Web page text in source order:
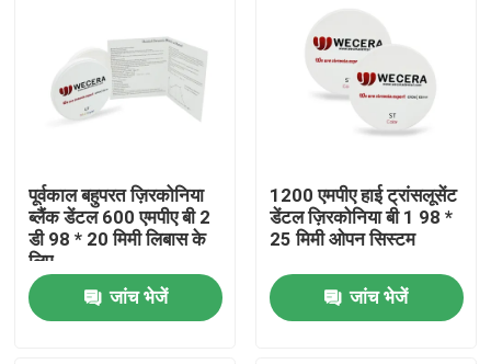
पूर्वकाल बहुपरत ज़िरकोनिया
ब्लैंक डेंटल 600 एमपीए बी 2
डी 98 * 20 मिमी लिबास के
लिए
जांच भेजें
1200 एमपीए हाई ट्रांसलूसेंट
डेंटल ज़िरकोनिया बी 1 98 *
25 मिमी ओपन सिस्टम
जांच भेजें